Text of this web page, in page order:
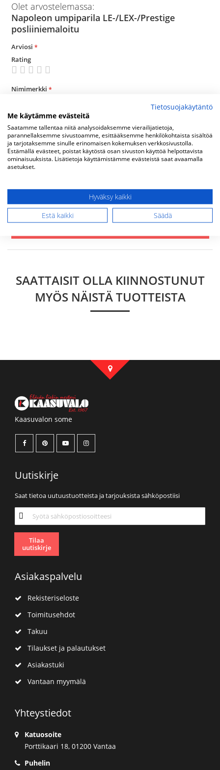
Olet arvostelemassa:
Napoleon umpiparila LE-/LEX-/Prestige
posliiniemaloitu
Arviosi
Rating
star
stars
stars
stars
stars
Nimimerkki
Yhteenveto
Arvostelu
SAATTAISIT OLLA KIINNOSTUNUT
MYÖS NÄISTÄ TUOTTEISTA
Kaasuvalon some
Uutiskirje
Saat tietoa uutuustuotteista ja tarjouksista sähköpostiisi
Tilaa
uutiskirjeemme:
Tilaa
uutiskirje
Asiakaspalvelu
Rekisteriseloste
Toimitusehdot
Takuu
Tilaukset ja palautukset
Asiakastuki
Vantaan myymälä
Yhteystiedot
Katuosoite
Porttikaari 18, 01200 Vantaa
Puhelin
Tietosuojakäytäntö
Me käytämme evästeitä
Saatamme tallentaa niitä analysoidaksemme vierailijatietoja,
parannellaksemme sivustoamme, esittääksemme henkilökohtaista sisältöä
ja tarjotaksemme sinulle erinomaisen kokemuksen verkkosivustolla.
Estämällä evästeet, poistat käytöstä osan sivuston käyttöä helpottavista
ominaisuuksista. Lisätietoja käyttämistämme evästeistä saat avaamalla
asetukset.
Hyväksy kaikki
Estä kaikki
Säädä